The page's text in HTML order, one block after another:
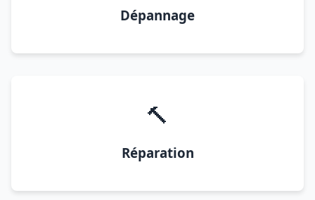
Dépannage
🔨
Réparation